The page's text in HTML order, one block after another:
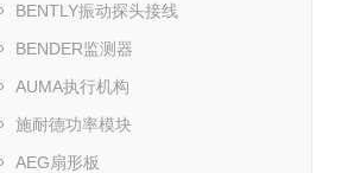
BENTLY振动探头接线
BENDER监测器
AUMA执行机构
施耐德功率模块
AEG扇形板